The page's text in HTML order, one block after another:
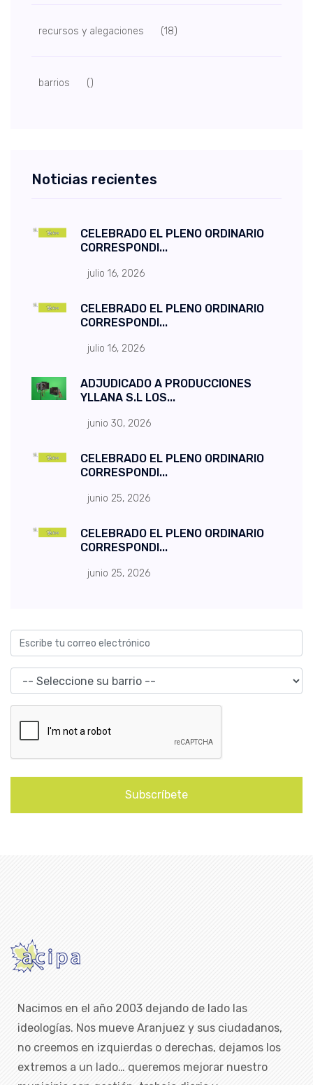
recursos y alegaciones (18)
barrios ()
Noticias recientes
CELEBRADO EL PLENO ORDINARIO
CORRESPONDI...
julio 16, 2026
CELEBRADO EL PLENO ORDINARIO
CORRESPONDI...
julio 16, 2026
ADJUDICADO A PRODUCCIONES
YLLANA S.L LOS...
junio 30, 2026
CELEBRADO EL PLENO ORDINARIO
CORRESPONDI...
junio 25, 2026
CELEBRADO EL PLENO ORDINARIO
CORRESPONDI...
junio 25, 2026
Subscríbete
Nacimos en el año 2003 dejando de lado las
ideologías. Nos mueve Aranjuez y sus ciudadanos,
no creemos en izquierdas o derechas, dejamos los
extremos a un lado… queremos mejorar nuestro